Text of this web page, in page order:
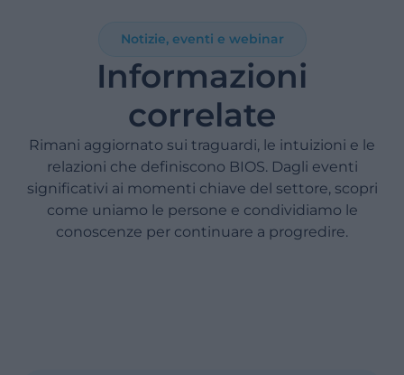
Notizie, eventi e webinar
Informazioni
correlate
Rimani aggiornato sui traguardi, le intuizioni e le
relazioni che definiscono BIOS. Dagli eventi
significativi ai momenti chiave del settore, scopri
come uniamo le persone e condividiamo le
conoscenze per continuare a progredire.